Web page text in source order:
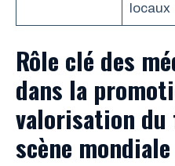
locaux
Rôle clé des
dans la
valorisation
scène mondiale